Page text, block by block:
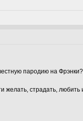
пародию на
страдать,